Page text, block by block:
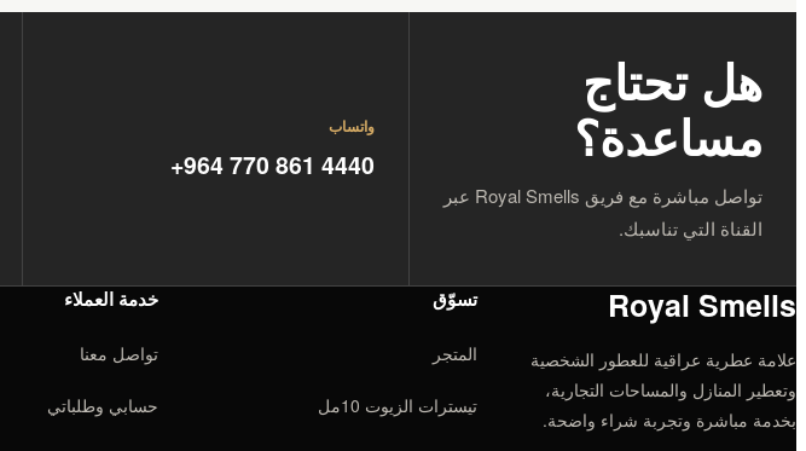
هل تحتاج
مساعدة؟
تواصل مباشرة مع فريق Royal Smells عبر
القناة التي تناسبك.
واتساب
+964 770 861 4440
Royal Smells
علامة عطرية عراقية للعطور الشخصية
وتعطير المنازل والمساحات التجارية،
بخدمة مباشرة وتجربة شراء واضحة.
تسوّق
المتجر
تيسترات الزيوت 10مل
خدمة العملاء
تواصل معنا
حسابي وطلباتي